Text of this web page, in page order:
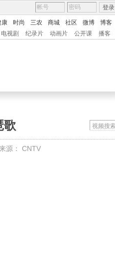
登录
康 时尚 三农 商城 社区 微博 博客
电视剧 纪录片 动画片 公开课 播客
歌
源： CNTV